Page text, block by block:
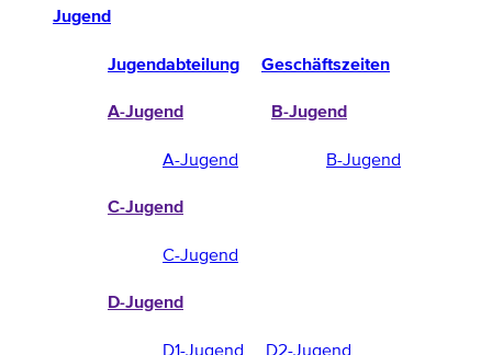
Jugend
Jugendabteilung Geschäftszeiten
A-Jugend
A-Jugend
B-Jugend
B-Jugend
C-Jugend
C-Jugend
D-Jugend
D1-Jugend
D2-Jugend